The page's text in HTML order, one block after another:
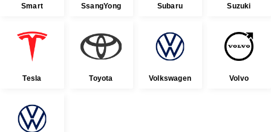
Smart SsangYong Subaru Suzuki
Tesla Toyota Volkswagen Volvo